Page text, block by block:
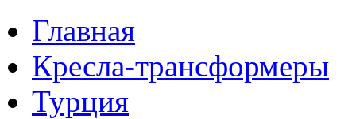
Главная
Кресла-трансформеры
Турция